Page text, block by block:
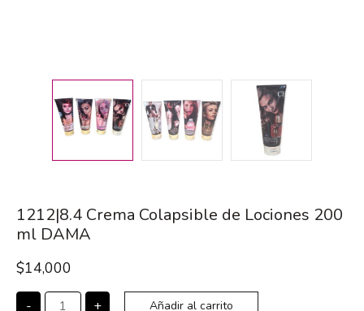
1212|8.4 Crema Colapsible de Lociones 200
ml DAMA
$14,000
- + Añadir al carrito